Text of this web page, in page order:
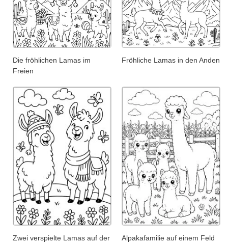
Die fröhlichen Lamas im
Freien
Fröhliche Lamas in den Anden
Zwei verspielte Lamas auf der
Alpakafamilie auf einem Feld